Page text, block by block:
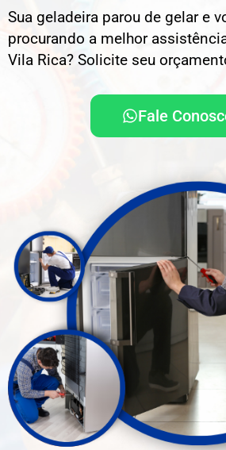
Sua geladeira parou de gelar e
procurando a melhor
Vila Rica? Solicite seu
Fale